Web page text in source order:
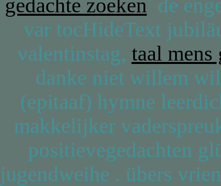
gedachte zoeken de
var tocHideText
valentinstag, taal mens
danke niet willem
(epitaaf) hymne
makkelijker
positievegedachten
jugendweihe . übers